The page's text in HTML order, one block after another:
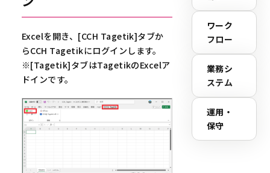
Excelを開き、[CCH Tagetik]タブか
らCCH Tagetikにログインします。
※[Tagetik]タブはTagetikのExcelア
ドインです。
ワーク
フロー
業務シ
ステム
運用・
保守